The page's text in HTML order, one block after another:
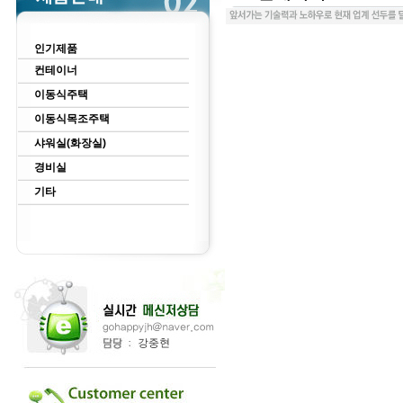
인기제품
컨테이너
이동식주택
이동식목조주택
샤워실(화장실)
경비실
기타